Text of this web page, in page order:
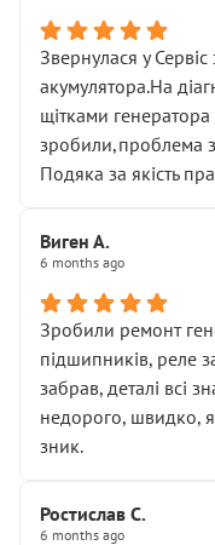
Звернулася у
акумулятора.На
щітками
зробили,проблема
Подяка за якість
Виген А.
6 months ago
Зробили ремонт
підшипників, реле
забрав, деталі всі
недорого, швидко,
зник.
Ростислав С.
6 months ago